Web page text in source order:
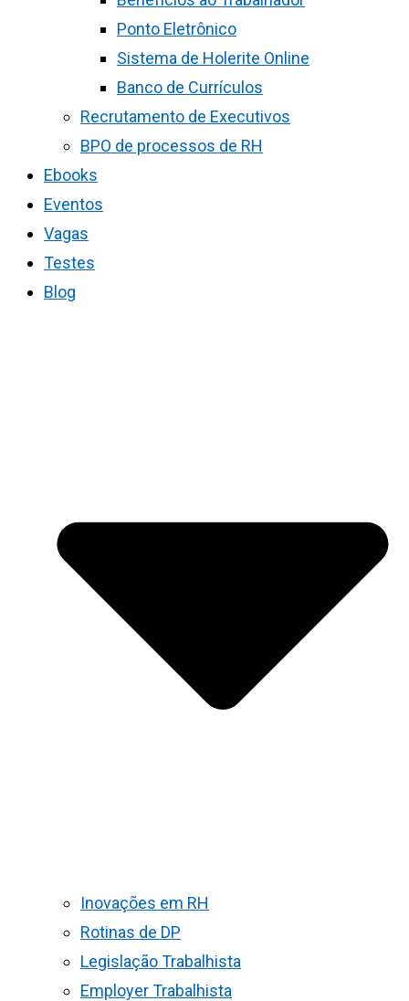
Ponto Eletrônico
Sistema de Holerite Online
Banco de Currículos
Recrutamento de Executivos
BPO de processos de RH
Ebooks
Eventos
Vagas
Testes
Blog
Inovações em RH
Rotinas de DP
Legislação Trabalhista
Employer Trabalhista